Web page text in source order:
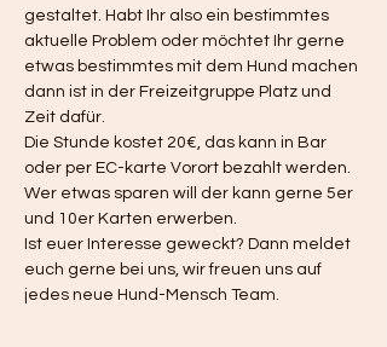
gestaltet. Habt Ihr also ein bestimmtes
aktuelle Problem oder möchtet Ihr gerne
etwas bestimmtes mit dem Hund machen
dann ist in der Freizeitgruppe Platz und
Zeit dafür.
Die Stunde kostet 20€, das kann in Bar
oder per EC-karte Vorort bezahlt werden.
Wer etwas sparen will der kann gerne 5er
und 10er Karten erwerben.
Ist euer Interesse geweckt? Dann meldet
euch gerne bei uns, wir freuen uns auf
jedes neue Hund-Mensch Team.